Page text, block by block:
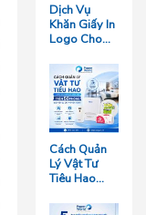
Dịch Vụ
Khăn Giấy In
Logo Cho
Giá Rẻ Tại
TP.HCM
Cách Quản
Lý Vật Tư
Tiêu Hao
Sạn Quy Mô